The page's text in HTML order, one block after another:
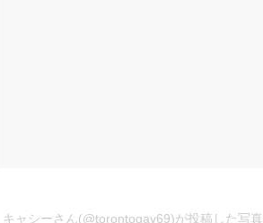
キャシーさん(@torontogay69)が投稿した写真